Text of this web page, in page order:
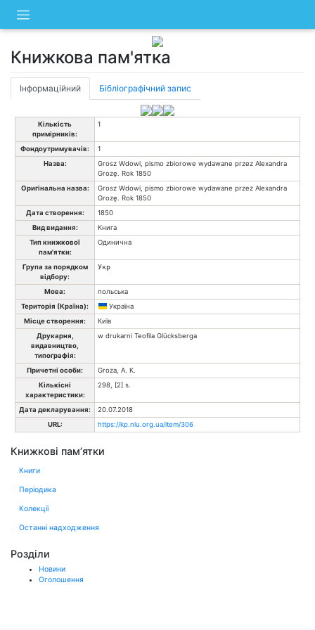
content
Книжкова пам'ятка
Інформаційний Бібліографічний запис
Кількість
примірників:
1
Фондоутримувачів:
1
Назва:
Grosz Wdowi, pismo zbiorowe wydawane przez Alexandra
Grozę. Rok 1850
Оригінальна назва:
Grosz Wdowi, pismo zbiorowe wydawane przez Alexandra
Grozę. Rok 1850
Дата створення:
1850
Вид видання:
Книга
Тип книжкової
пам'ятки:
Одинична
Група за порядком
відбору:
Укр
Мова:
польська
Територія (Країна):
Україна
Місце створення:
Київ
Друкарня,
видавництво,
типографія:
w drukarni Teofila Glücksberga
Причетні особи:
Groza, А. К.
Кількісні
характеристики:
298, [2] s.
Дата декларування:
20.07.2018
URL:
https://kp.nlu.org.ua/item/306
Книжкові пам’ятки
Книги
Періодика
Колекції
Останні надходження
Розділи
Новини
Оголошення